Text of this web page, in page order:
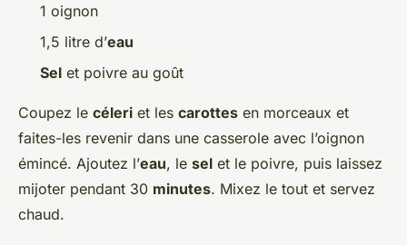
1 oignon
1,5 litre d’eau
Sel et poivre au goût
Coupez le céleri et les carottes en morceaux et
faites-les revenir dans une casserole avec l’oignon
émincé. Ajoutez l’eau, le sel et le poivre, puis laissez
mijoter pendant 30 minutes. Mixez le tout et servez
chaud.